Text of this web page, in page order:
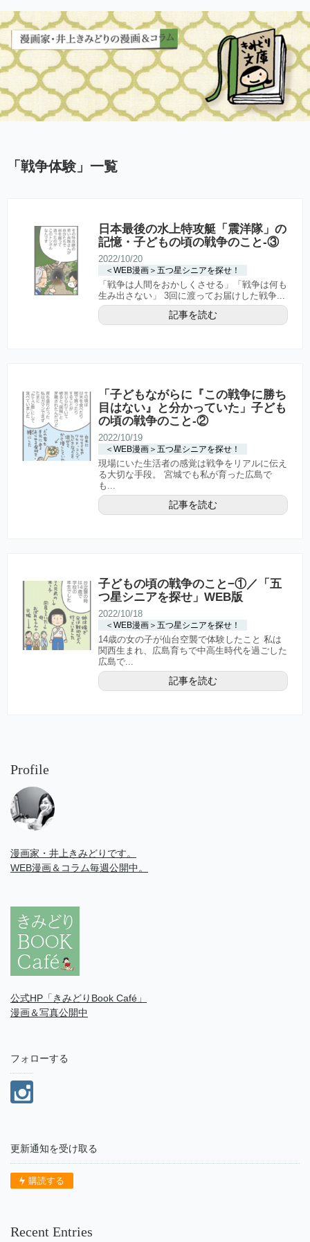
「戦争体験 」 一覧
日本最後の水上特攻艇「震洋隊」の
記憶・子どもの頃の戦争のこと-③
2022/10/20
＜WEB漫画＞五つ星シニアを探せ！
「戦争は人間をおかしくさせる」「戦争は何も
生み出さない」 3回に渡ってお届けした戦争...
記事を読む
「子どもながらに『この戦争に勝ち
目はない』と分かっていた」子ども
の頃の戦争のこと-②
2022/10/19
＜WEB漫画＞五つ星シニアを探せ！
現場にいた生活者の感覚は戦争をリアルに伝え
る大切な手段。 宮城でも私が育った広島で
も...
記事を読む
子どもの頃の戦争のこと−①／「五
つ星シニアを探せ」WEB版
2022/10/18
＜WEB漫画＞五つ星シニアを探せ！
14歳の女の子が仙台空襲で体験したこと 私は
関西生まれ、広島育ちで中高生時代を過ごした
広島で...
記事を読む
Profile
漫画家・井上きみどりです。
WEB漫画＆コラム毎週公開中。
公式HP「きみどりBook Café」
漫画＆写真公開中
フォローする
更新通知を受け取る
購読する
Recent Entries